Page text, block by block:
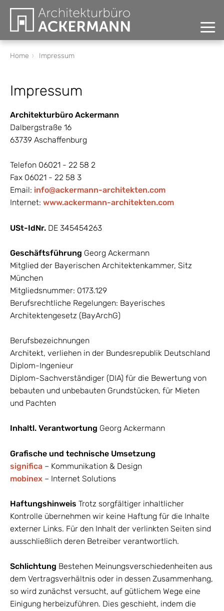
HOME
PROJEKTE
AKTUELLES
KONTAKT
IMPRESSUM
DATENSCHUTZ
Home Impressum
Impressum
Architekturbüro Ackermann
Dalbergstraße 16
63739 Aschaffenburg
Telefon 06021 - 22 58 2
Fax 06021 - 22 58 3
Email: info@ackermann-architekten.com
Internet: www.ackermann-architekten.com
USt-IdNr.DE 345454263
Geschäftsführung Georg Ackermann
Mitglied der Bayerischen Architektenkammer, Sitz
München
Mitgliedsnummer: 0173.129
Berufsrechtliche Regelungen: Bayerisches
Architektengesetz (BayArchG)
Berufsbezeichnungen
Architekt, verliehen in der Bundesrepublik Deutschland
Diplom-Ingenieur
Diplom-Sachverständiger (DIA) für die Bewertung von
bebauten und unbebauten Grundstücken, für Mieten
und Pachten
Inhaltl. Verantwortung Georg Ackermann
Grafische und technische Umsetzung
significa– Kommunikation & Design
mobinex– Internet Solutions
Haftungshinweis Trotz sorgfältiger inhaltlicher
Kontrolle übernehmen wir keine Haftung für die Inhalte
externer Links. Für den Inhalt der verlinkten Seiten sind
ausschließlich deren Betreiber verantwortlich.
Schlichtung Bestehen Meinungsverschiedenheiten aus
dem Vertragsverhältnis oder in dessen Zusammenhang,
so wird zunächst versucht, auf gütlichem Wege eine
Einigung herbeizuführen. Dies geschieht, indem die